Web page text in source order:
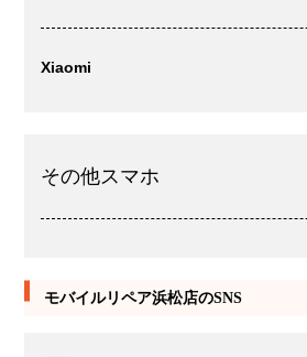
Xiaomi
その他スマホ
モバイルリペア浜松店のSNS